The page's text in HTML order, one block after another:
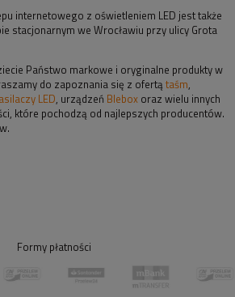
internetowego z oświetleniem LED jest także
stacjonarnym we Wrocławiu przy ulicy Grota
Państwo markowe i oryginalne produkty w
do zapoznania się z ofertą taśm,
LED, urządzeń Blebox oraz wielu innych
które pochodzą od najlepszych producentów.
Formy płatności